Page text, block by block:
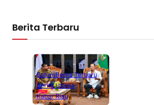
Berita Terbaru
BatamBerita Terbaru
Berita Utama
Kabar Riau